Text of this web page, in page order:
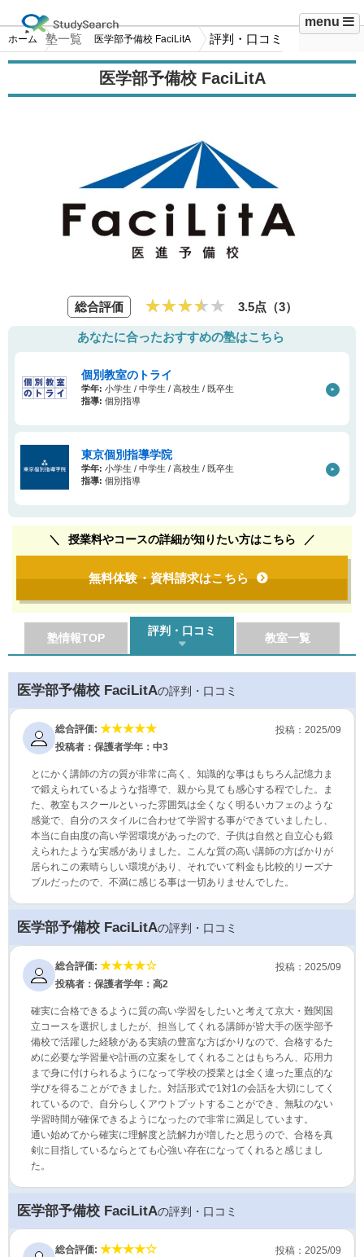
menu
ホーム 塾一覧 医学部予備校 FaciLitA 評判・口コミ
医学部予備校 FaciLitA
総合評価 3.5点（3）
あなたに合ったおすすめの塾はこちら
個別教室のトライ
学年: 小学生 / 中学生 / 高校生 / 既卒生
指導: 個別指導
東京個別指導学院
学年: 小学生 / 中学生 / 高校生 / 既卒生
指導: 個別指導
授業料やコースの詳細が知りたい方はこちら
無料体験・資料請求はこちら
塾情報TOP
評判・口コミ
教室一覧
医学部予備校 FaciLitAの評判・口コミ
投稿：2025/09
総合評価:
投稿者：保護者学年：中3
とにかく講師の方の質が非常に高く、知識的な事はもちろん記憶力ま
で鍛えられているような指導で、親から見ても感心する程でした。ま
た、教室もスクールといった雰囲気は全くなく明るいカフェのような
感覚で、自分のスタイルに合わせて学習する事ができていましたし、
本当に自由度の高い学習環境があったので、子供は自然と自立心も鍛
えられたような実感がありました。こんな質の高い講師の方ばかりが
居られこの素晴らしい環境があり、それでいて料金も比較的リーズナ
ブルだったので、不満に感じる事は一切ありませんでした。
医学部予備校 FaciLitAの評判・口コミ
投稿：2025/09
総合評価:
投稿者：保護者学年：高2
確実に合格できるように質の高い学習をしたいと考えて京大・難関国
立コースを選択しましたが、担当してくれる講師が皆大手の医学部予
備校で活躍した経験がある実績の豊富な方ばかりなので、合格するた
めに必要な学習量や計画の立案をしてくれることはもちろん、応用力
まで身に付けられるようになって学校の授業とは全く違った重点的な
学びを得ることができました。対話形式で1対1の会話を大切にしてく
れているので、自分らしくアウトプットすることができ、無駄のない
学習時間が確保できるようになったので非常に満足しています。
通い始めてから確実に理解度と読解力が増したと思うので、合格を真
剣に目指しているならとても心強い存在になってくれると感じまし
た。
医学部予備校 FaciLitAの評判・口コミ
投稿：2025/09
総合評価: